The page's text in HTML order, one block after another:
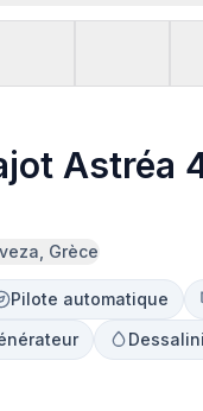
Astréa
Grèce
Pilote automatique